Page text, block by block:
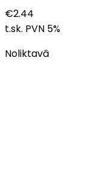
€2.44
t.sk. PVN 5%
Noliktavā